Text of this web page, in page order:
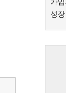
가
성